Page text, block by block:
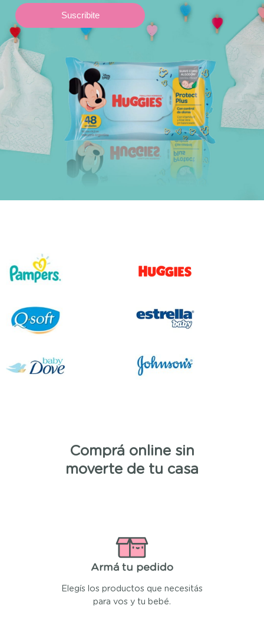
Comprá online sin
moverte de tu casa
Armá tu pedido
Elegís los productos que necesitás
para vos y tu bebé.